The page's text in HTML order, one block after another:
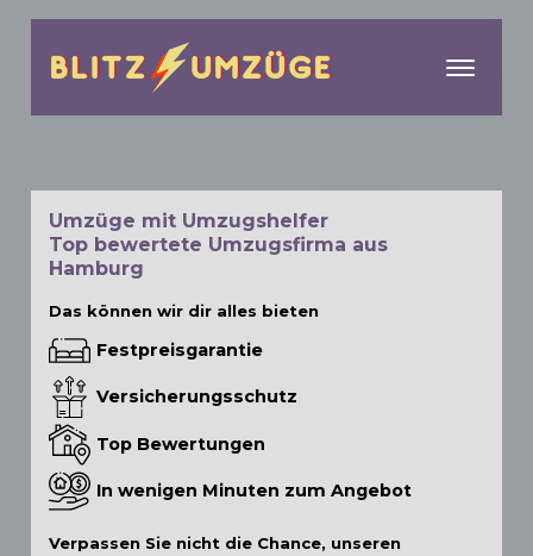
Umzüge mit Umzugshelfer
Top bewertete Umzugsfirma aus
Hamburg
Das können wir dir alles bieten
Festpreisgarantie
Versicherungsschutz
Top Bewertungen
In wenigen Minuten zum Angebot
Verpassen Sie nicht die Chance, unseren